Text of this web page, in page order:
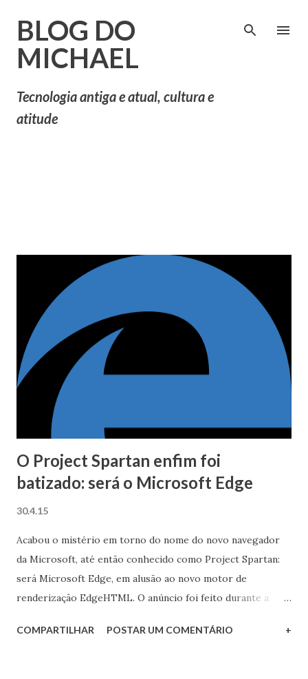
BLOG DO
MICHAEL
Tecnologia antiga e atual, cultura e
atitude
O Project Spartan enfim foi
batizado: será o Microsoft Edge
30.4.15
Acabou o mistério em torno do nome do novo navegador
da Microsoft, até então conhecido como Project Spartan:
será Microsoft Edge, em alusão ao novo motor de
renderização EdgeHTML. O anúncio foi feito durante a
Mais importante do que isto, porém, é que o novo
COMPARTILHAR POSTAR UM COMENTÁRIO +